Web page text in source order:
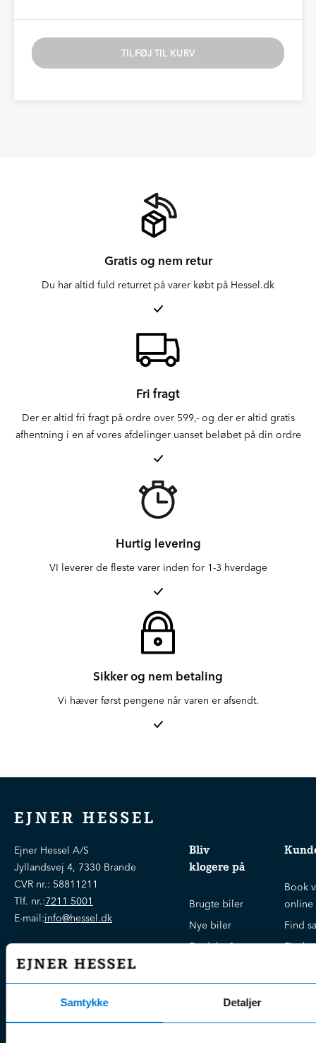
Samtykke Detaljer
TILFØJ TIL KURV
Gratis og nem retur
Du har altid fuld returret på varer købt på Hessel.dk
Fri fragt
Der er altid fri fragt på ordre over 599,- og der er altid gratis
afhentning i en af vores afdelinger uanset beløbet på din ordre
Hurtig levering
VI leverer de fleste varer inden for 1-3 hverdage
Sikker og nem betaling
Vi hæver først pengene når varen er afsendt.
EJNER HESSEL
Ejner Hessel A/S
Jyllandsvej 4, 7330 Brande
CVR nr.: 58811211
Tlf. nr.:7211 5001
E-mail:info@hessel.dk
Man - Fre:
Bliv
klogere på
Brugte biler
Nye biler
Fordels- &
Guides, tips
Kampagner
Book
online
Find
Find